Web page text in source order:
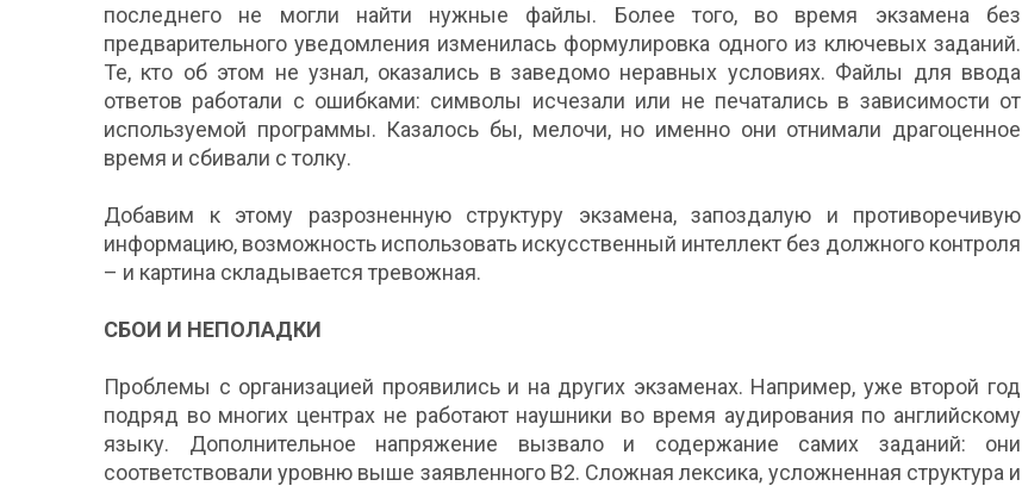
последнего не могли найти нужные файлы. Более того, во время экзамена без
предварительного уведомления изменилась формулировка одного из ключевых заданий.
Те, кто об этом не узнал, оказались в заведомо неравных условиях. Файлы для ввода
ответов работали с ошибками: символы исчезали или не печатались в зависимости от
используемой программы. Казалось бы, мелочи, но именно они отнимали драгоценное
время и сбивали с толку.
Добавим к этому разрозненную структуру экзамена, запоздалую и противоречивую
информацию, возможность использовать искусственный интеллект без должного контроля
– и картина складывается тревожная.
СБОИ И НЕПОЛАДКИ
Проблемы с организацией проявились и на других экзаменах. Например, уже второй год
подряд во многих центрах не работают наушники во время аудирования по английскому
языку. Дополнительное напряжение вызвало и содержание самих заданий: они
соответствовали уровню выше заявленного B2. Сложная лексика, усложненная структура и